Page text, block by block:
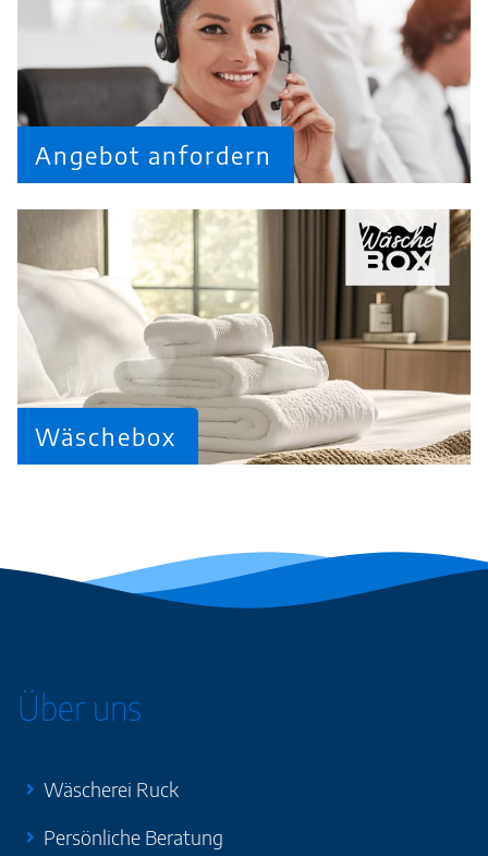
Angebot anfordern
Wäschebox
Über uns
Wäscherei Ruck
Persönliche Beratung